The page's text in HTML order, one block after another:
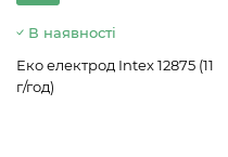
В наявності
Еко електрод Intex 12875 (11
г/год)